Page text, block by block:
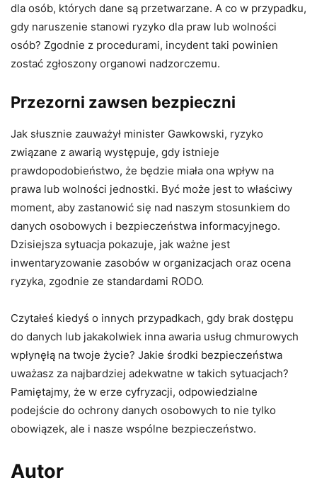
dla osób, których dane są przetwarzane. A co w przypadku,
gdy naruszenie stanowi ryzyko dla praw lub wolności
osób? Zgodnie z procedurami, incydent taki powinien
zostać zgłoszony organowi nadzorczemu.
Przezorni zawsen bezpieczni
Jak słusznie zauważył minister Gawkowski, ryzyko
związane z awarią występuje, gdy istnieje
prawdopodobieństwo, że będzie miała ona wpływ na
prawa lub wolności jednostki. Być może jest to właściwy
moment, aby zastanowić się nad naszym stosunkiem do
danych osobowych i bezpieczeństwa informacyjnego.
Dzisiejsza sytuacja pokazuje, jak ważne jest
inwentaryzowanie zasobów w organizacjach oraz ocena
ryzyka, zgodnie ze standardami RODO.
Czytałeś kiedyś o innych przypadkach, gdy brak dostępu
do danych lub jakakolwiek inna awaria usług chmurowych
wpłynęłą na twoje życie? Jakie środki bezpieczeństwa
uważasz za najbardziej adekwatne w takich sytuacjach?
Pamiętajmy, że w erze cyfryzacji, odpowiedzialne
podejście do ochrony danych osobowych to nie tylko
obowiązek, ale i nasze wspólne bezpieczeństwo.
Autor